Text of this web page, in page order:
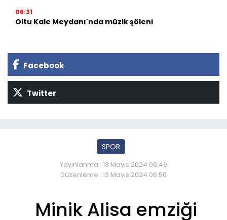
06:31
Oltu Kale Meydanı'nda müzik şöleni
Facebook
Twitter
SPOR
Yayınlanma : 13 Mayıs 2024 06:49
Düzenleme : 13 Mayıs 2024 06:50
Minik Alisa emziği